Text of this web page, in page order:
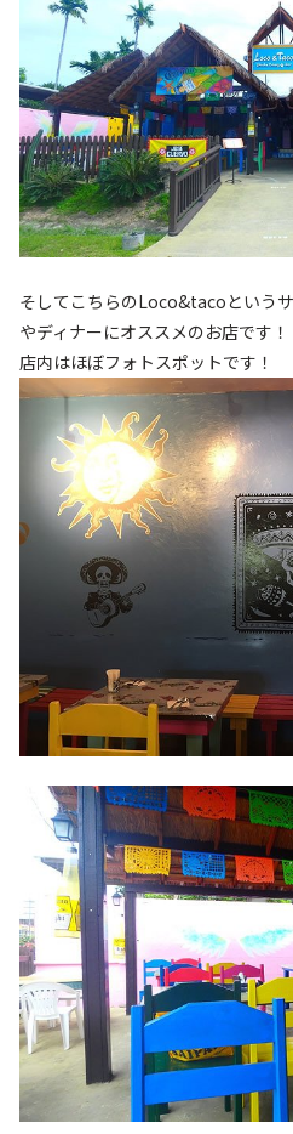
そしてこちらのLoco&tacoという
やディナーにオススメのお店です！
店内はほぼフォトスポットです！